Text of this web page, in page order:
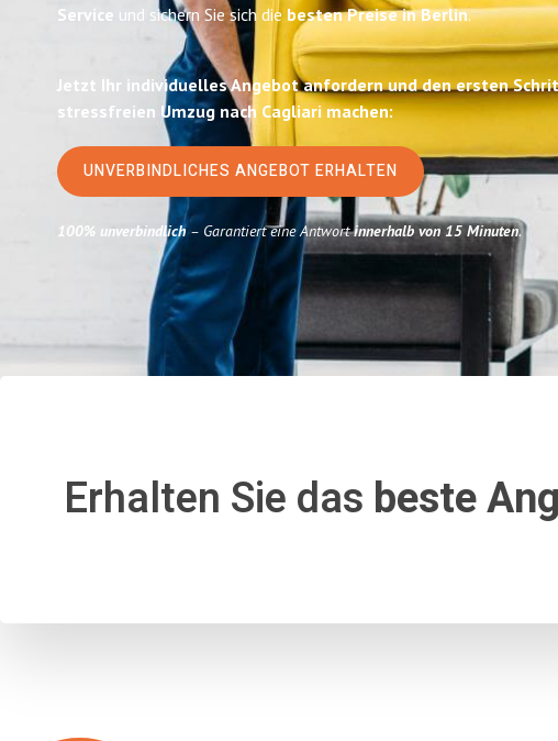
Service und sichern Sie sich die besten Preise in Berlin.
Jetzt Ihr individuelles Angebot anfordern und den ersten
stressfreien Umzug nach Cagliari machen:
UNVERBINDLICHES ANGEBOT ERHALTEN
100% unverbindlich– Garantiert eine Antwortinnerhalb von 15 Minuten.
Erhalten Sie das beste